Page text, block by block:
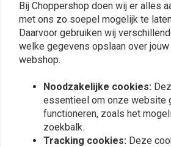
Plaats ook een
Vergelijkbare producten
Bij Choppershop doen wij er alles
met ons zo soepel mogelijk te
Daarvoor gebruiken wij
welke gegevens opslaan over
webshop.
Noodzakelijke cookies:
essentieel om onze website
functioneren, zoals het
zoekbalk.
Tracking cookies: Deze